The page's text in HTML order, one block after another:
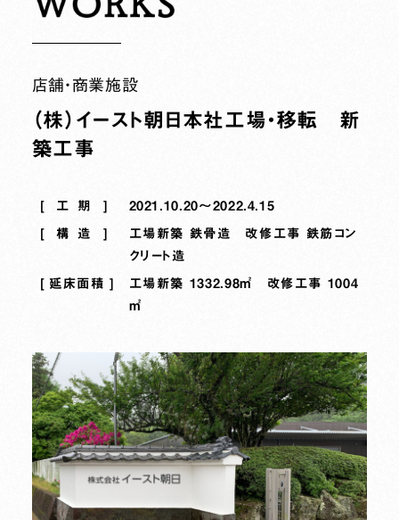
店舗・商業施設
（株）イースト朝日本社工場・移転 新
築工事
工期 2021.10.20～2022.4.15
構造
工場新築 鉄骨造 改修工事 鉄筋コン
クリート造
延床面積
工場新築 1332.98㎡ 改修工事 1004
㎡